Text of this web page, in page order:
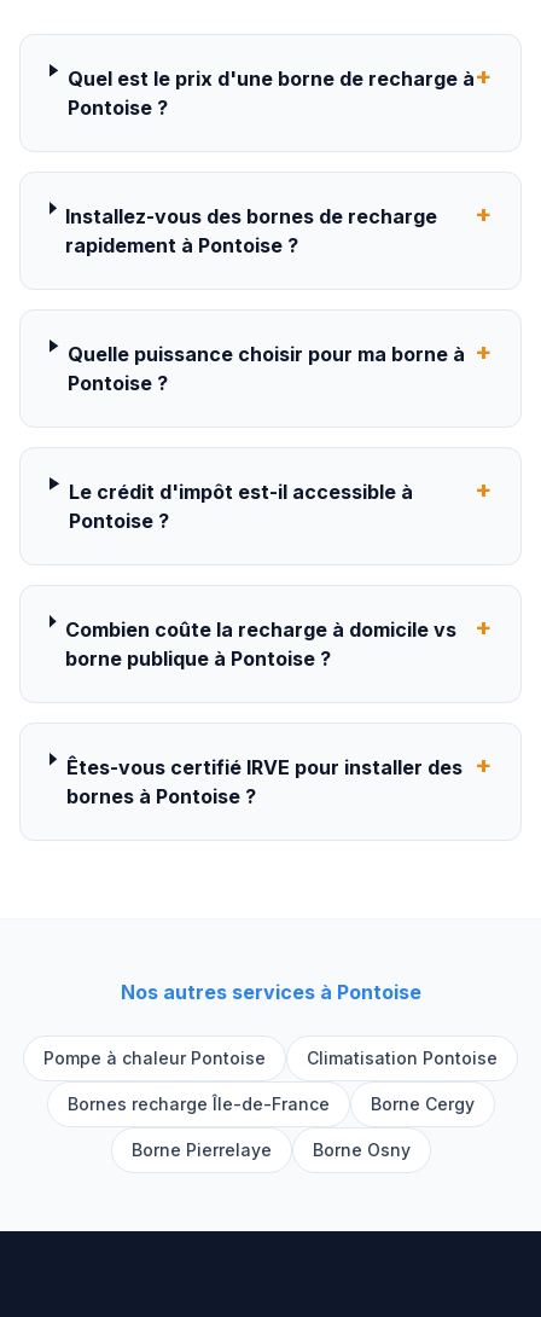
Quel est le prix d'une borne de recharge à
Pontoise ?
+
Installez-vous des bornes de recharge
rapidement à Pontoise ?
+
Quelle puissance choisir pour ma borne à
Pontoise ?
+
Le crédit d'impôt est-il accessible à
Pontoise ?
+
Combien coûte la recharge à domicile vs
borne publique à Pontoise ?
+
Êtes-vous certifié IRVE pour installer des
bornes à Pontoise ?
+
Nos autres services à Pontoise
Pompe à chaleur Pontoise Climatisation Pontoise
Bornes recharge Île-de-France Borne Cergy
Borne Pierrelaye Borne Osny